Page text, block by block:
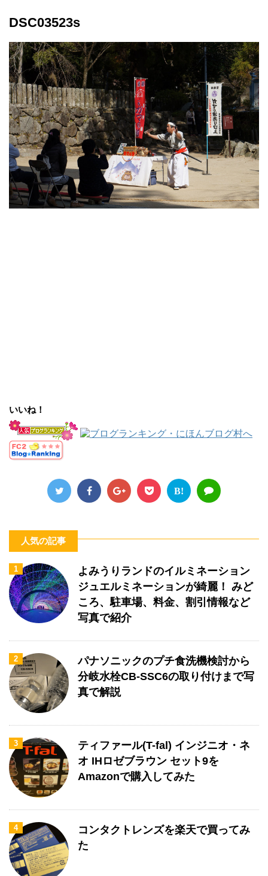
DSC03523s
いいね！
B!
人気の記事
1
よみうりランドのイルミネーション
ジュエルミネーションが綺麗！ みど
ころ、駐車場、料金、割引情報など
写真で紹介
2
パナソニックのプチ食洗機検討から
分岐水栓CB-SSC6の取り付けまで写
真で解説
3
ティファール(T-fal) インジニオ・ネ
オ IHロゼブラウン セット9を
Amazonで購入してみた
4
コンタクトレンズを楽天で買ってみ
た